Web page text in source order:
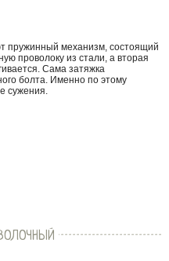
пружинный механизм, состоящий
проволоку из стали, а вторая
Сама затяжка
болта. Именно по этому
сужения.